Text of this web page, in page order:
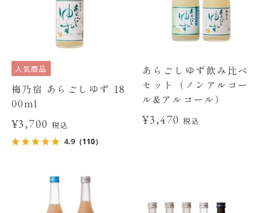
人気商品
梅乃宿 あらごしゆず 18
00ml
¥3,700税込
4.9（110）
あらごしゆず飲み比べ
セット（ノンアルコー
ル&アルコール）
¥3,470 税込